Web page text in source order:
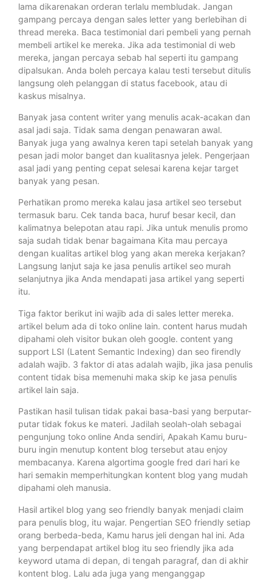
lama dikarenakan orderan terlalu membludak. Jangan
gampang percaya dengan sales letter yang berlebihan di
thread mereka. Baca testimonial dari pembeli yang pernah
membeli artikel ke mereka. Jika ada testimonial di web
mereka, jangan percaya sebab hal seperti itu gampang
dipalsukan. Anda boleh percaya kalau testi tersebut ditulis
langsung oleh pelanggan di status facebook, atau di
kaskus misalnya.
Banyak jasa content writer yang menulis acak-acakan dan
asal jadi saja. Tidak sama dengan penawaran awal.
Banyak juga yang awalnya keren tapi setelah banyak yang
pesan jadi molor banget dan kualitasnya jelek. Pengerjaan
asal jadi yang penting cepat selesai karena kejar target
banyak yang pesan.
Perhatikan promo mereka kalau jasa artikel seo tersebut
termasuk baru. Cek tanda baca, huruf besar kecil, dan
kalimatnya belepotan atau rapi. Jika untuk menulis promo
saja sudah tidak benar bagaimana Kita mau percaya
dengan kualitas artikel blog yang akan mereka kerjakan?
Langsung lanjut saja ke jasa penulis artikel seo murah
selanjutnya jika Anda mendapati jasa artikel yang seperti
itu.
Tiga faktor berikut ini wajib ada di sales letter mereka.
artikel belum ada di toko online lain. content harus mudah
dipahami oleh visitor bukan oleh google. content yang
support LSI (Latent Semantic Indexing) dan seo firendly
adalah wajib. 3 faktor di atas adalah wajib, jika jasa penulis
content tidak bisa memenuhi maka skip ke jasa penulis
artikel lain saja.
Pastikan hasil tulisan tidak pakai basa-basi yang berputar-
putar tidak fokus ke materi. Jadilah seolah-olah sebagai
pengunjung toko online Anda sendiri, Apakah Kamu buru-
buru ingin menutup kontent blog tersebut atau enjoy
membacanya. Karena algortima google fred dari hari ke
hari semakin memperhitungkan kontent blog yang mudah
dipahami oleh manusia.
Hasil artikel blog yang seo friendly banyak menjadi claim
para penulis blog, itu wajar. Pengertian SEO friendly setiap
orang berbeda-beda, Kamu harus jeli dengan hal ini. Ada
yang berpendapat artikel blog itu seo friendly jika ada
keyword utama di depan, di tengah paragraf, dan di akhir
kontent blog. Lalu ada juga yang menganggap